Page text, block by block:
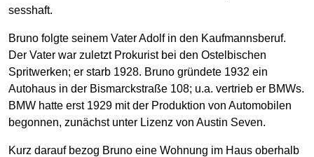
sesshaft.
Bruno folgte seinem Vater Adolf in den Kaufmannsberuf.
Der Vater war zuletzt Prokurist bei den Ostelbischen
Spritwerken; er starb 1928. Bruno gründete 1932 ein
Autohaus in der Bismarckstraße 108; u.a. vertrieb er BMWs.
BMW hatte erst 1929 mit der Produktion von Automobilen
begonnen, zunächst unter Lizenz von Austin Seven.
Kurz darauf bezog Bruno eine Wohnung im Haus oberhalb